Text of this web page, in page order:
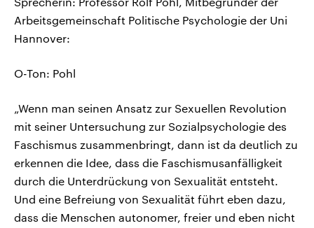
Arbeitsgemeinschaft Politische Psychologie der Uni
Hannover:
O-Ton: Pohl
„Wenn man seinen Ansatz zur Sexuellen Revolution
mit seiner Untersuchung zur Sozialpsychologie des
Faschismus zusammenbringt, dann ist da deutlich zu
erkennen die Idee, dass die Faschismusanfälligkeit
durch die Unterdrückung von Sexualität entsteht.
Und eine Befreiung von Sexualität führt eben dazu,
dass die Menschen autonomer, freier und eben nicht